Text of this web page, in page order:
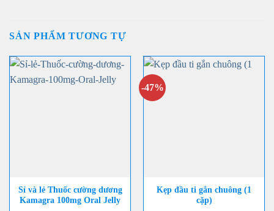
SẢN PHẨM TƯƠNG TỰ
Sỉ và lẻ Thuốc cường dương
Kamagra 100mg Oral Jelly
-47%
Kẹp đầu ti gắn chuông (1
cặp)